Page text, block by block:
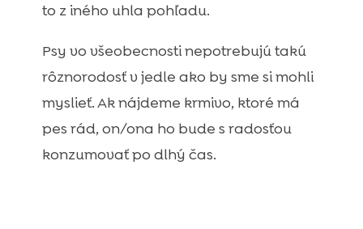
to z iného uhla pohľadu.
Psy vo všeobecnosti nepotrebujú takú
rôznorodosť v jedle ako by sme si mohli
myslieť. Ak nájdeme krmivo, ktoré má
pes rád, on/ona ho bude s radosťou
konzumovať po dlhý čas.